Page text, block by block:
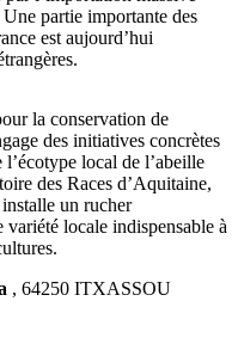
partie importante des
est aujourd’hui
la conservation de
des initiatives concrètes
local de l’abeille
des Races d’Aquitaine,
un rucher
locale indispensable à
, 64250 ITXASSOU